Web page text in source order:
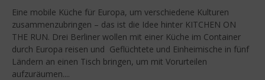
Eine mobile Küche für Europa, um verschiedene Kulturen
zusammenzubringen – das ist die Idee hinter KITCHEN ON
THE RUN. Drei Berliner wollen mit einer Küche im Container
durch Europa reisen und Geflüchtete und Einheimische in fünf
Ländern an einen Tisch bringen, um mit Vorurteilen
aufzuräumen....